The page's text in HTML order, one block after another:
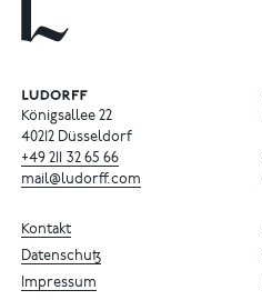
Königsallee 22
40212 Düsseldorf
+49 211 32 65 66
mail@ludorff.com
Kontakt
Datenschutz
Impressum